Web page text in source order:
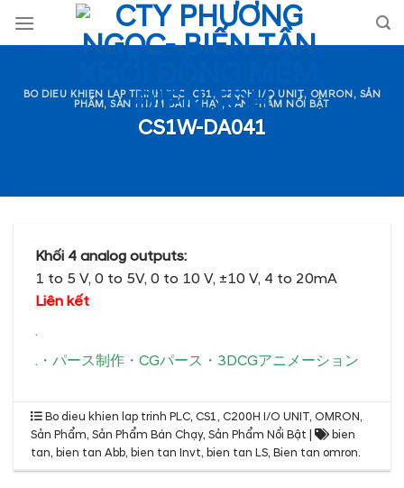
BO DIEU KHIEN LAP TRINH PLC CS1, C200H I/O UNIT, OMRON, SẢN
PHẨM,SẢN PHẨM BÁN CHẠY ,SẢN PHẨM NỔI BẬT
CS1W-DA041
Khối 4 analog outputs:
1 to 5 V, 0 to 5V, 0 to 10 V, ±10 V, 4 to 20mA
Liên kết
.
. ・ パース制作 ・ CGパース ・ 3DCGアニメーション
Bo dieu khien lap trinh PLC,CS1, C200H I/O UNIT,OMRON,
Sản Phẩm,Sản Phẩm Bán Chạy,Sản Phẩm Nổi Bật |
bien
tan,bien tan Abb,bien tan Invt,bien tan LS,Bien tan omron.